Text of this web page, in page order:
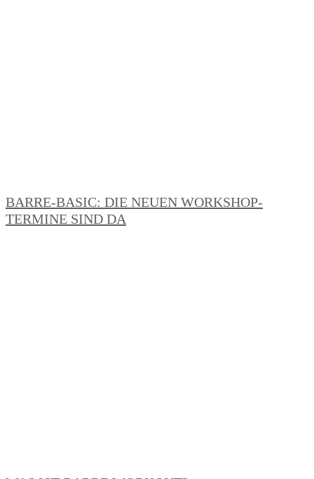
BARRE-BASIC: DIE NEUEN WORKSHOP-
TERMINE SIND DA